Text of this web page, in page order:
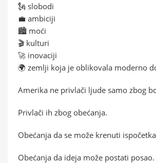
🗽 slobodi
💼 ambiciji
🏙️ moći
🎬 kulturi
🚀 inovaciji
🌍 zemlji koja je oblikovala moderno
Amerika ne privlači ljude samo zbog
Privlači ih zbog obećanja.
Obećanja da se može krenuti
Obećanja da ideja može postati posao.